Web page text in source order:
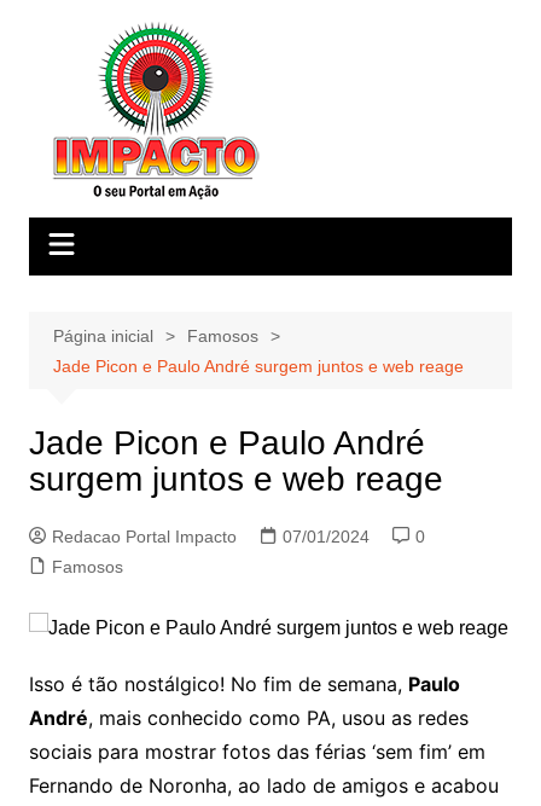
Página inicial
Famosos
Jade Picon e Paulo André surgem juntos e web reage
Jade Picon e Paulo André
surgem juntos e web reage
Redacao Portal Impacto 07/01/2024
0
Famosos
Isso é tão nostálgico! No fim de semana, Paulo
André, mais conhecido como PA, usou as redes
sociais para mostrar fotos das férias ‘sem fim’ em
Fernando de Noronha, ao lado de amigos e acabou